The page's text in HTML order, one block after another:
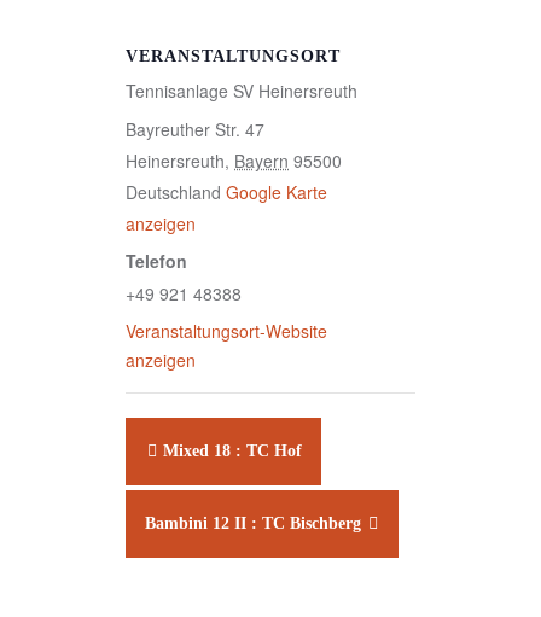
VERANSTALTUNGSORT
Tennisanlage SV Heinersreuth
Bayreuther Str. 47
Heinersreuth, Bayern 95500
Deutschland Google Karte
anzeigen
Telefon
+49 921 48388
Veranstaltungsort-Website
anzeigen
Mixed 18 : TC Hof
Bambini 12 II : TC Bischberg